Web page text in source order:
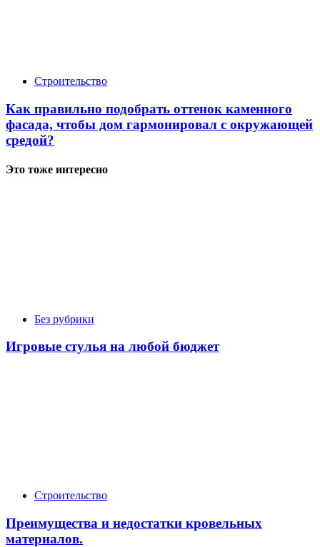
Строительство
Как правильно подобрать оттенок каменного
фасада, чтобы дом гармонировал с окружающей
средой?
Это тоже интересно
Без рубрики
Игровые стулья на любой бюджет
Строительство
Преимущества и недостатки кровельных
материалов.